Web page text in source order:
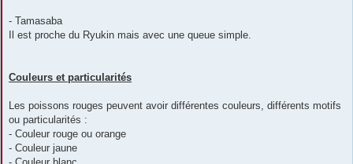
- Tamasaba
Il est proche du Ryukin mais avec une queue simple.
Couleurs et particularités
Les poissons rouges peuvent avoir différentes couleurs, différents motifs
ou particularités :
- Couleur rouge ou orange
- Couleur jaune